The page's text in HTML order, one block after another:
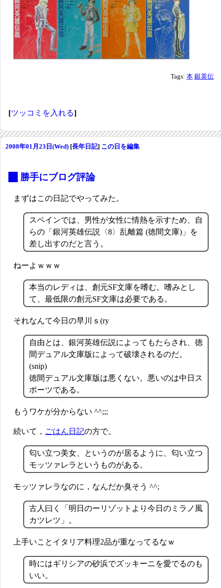
Tags: 本 銀英伝
[ツッコミを入れる]
2008年01月23日(Wed) [長年日記] この日を編集
勝手にブログ評論
まずはこの日記でやってみた。
スペインでは、男性が女性に情熱を示すため、自
らの「銀河英雄伝説〈8〉乱離篇 (徳間文庫)」を
差し出すのだと言う。
ねーよｗｗｗ
本当のレディは、創元SF文庫を嗜む。嗜みとし
て、最低限の創元SF文庫は必要である。
それなんて今日の早川ｓ(ry
自由とは、銀河英雄伝説によってもたらされ、徳
間デュアル文庫版によって破壊されるのだ。
(snip)
徳間デュアル文庫版は悪くない。悪いのは中日ス
ポーツである。
もうワケが分からない ^^;;;
続いて， ごはん日記の方で。
匂い立つ美女、というのが居るように、匂い立つ
モッツァレラというものがある。
モッツァレラなのに，なんだか臭そう ^^;
古人曰く「明日のーリゾットより今日のミラノ風
カツレツ」。
上手いことイタリア料理2品が重なってるなｗ
時にはギリシアの砂浜でズッキーニを愛でるのも
いい。